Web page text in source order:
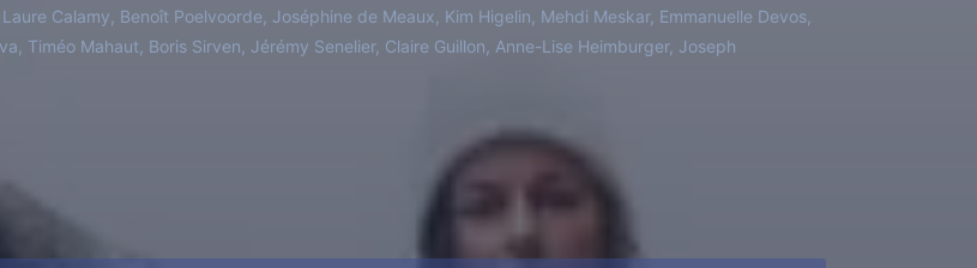
Calamy, Benoît Poelvoorde, Joséphine de Meaux, Kim Higelin, Mehdi Meskar, Emmanuelle Devos,
Timéo Mahaut, Boris Sirven, Jérémy Senelier, Claire Guillon, Anne-Lise Heimburger, Joseph